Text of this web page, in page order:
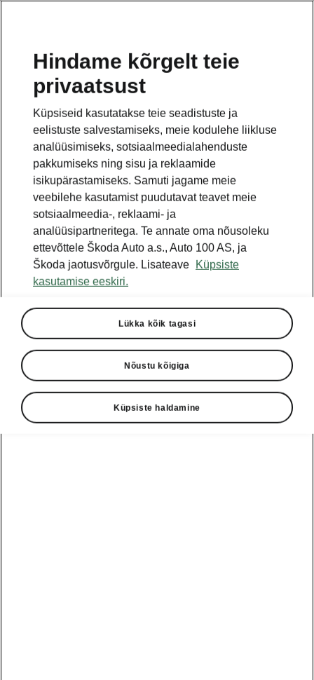
Hindame kõrgelt teie
privaatsust
Küpsiseid kasutatakse teie seadistuste ja
eelistuste salvestamiseks, meie kodulehe liikluse
analüüsimiseks, sotsiaalmeedialahenduste
pakkumiseks ning sisu ja reklaamide
isikupärastamiseks. Samuti jagame meie
veebilehe kasutamist puudutavat teavet meie
sotsiaalmeedia-, reklaami- ja
analüüsipartneritega. Te annate oma nõusoleku
ettevõttele Škoda Auto a.s., Auto 100 AS, ja
Škoda jaotusvõrgule. Lisateave
Küpsiste
kasutamise eeskiri.
Lükka kõik tagasi
Nõustu kõigiga
Küpsiste haldamine